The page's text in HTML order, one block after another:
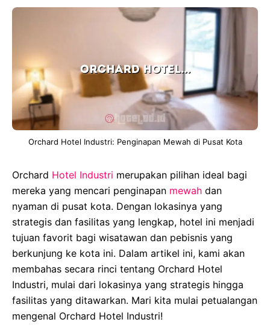
Orchard Hotel Industri: Penginapan Mewah di Pusat Kota
Orchard Hotel Industri merupakan pilihan ideal bagi
mereka yang mencari penginapan mewah dan
nyaman di pusat kota. Dengan lokasinya yang
strategis dan fasilitas yang lengkap, hotel ini menjadi
tujuan favorit bagi wisatawan dan pebisnis yang
berkunjung ke kota ini. Dalam artikel ini, kami akan
membahas secara rinci tentang Orchard Hotel
Industri, mulai dari lokasinya yang strategis hingga
fasilitas yang ditawarkan. Mari kita mulai petualangan
mengenal Orchard Hotel Industri!